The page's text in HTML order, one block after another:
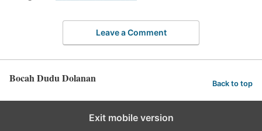
Leave a Comment
Bocah Dudu Dolanan Back to top
Exit mobile version